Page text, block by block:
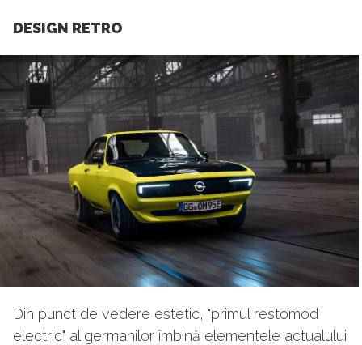
DESIGN RETRO
Din punct de vedere estetic, "primul restomod
electric" al germanilor îmbină elementele actualului